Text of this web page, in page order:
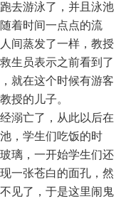
去游泳了，并且泳池
着时间一点点的流
间蒸发了一样，教授
生员表示之前看到了
就在这个时候有游客
授的儿子。
溺亡了，从此以后在
，学生们吃饭的时
璃，一开始学生们还
一张苍白的面孔，然
见了，于是这里闹鬼